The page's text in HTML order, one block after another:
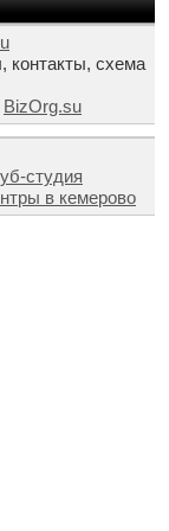
контакты, схема
BizOrg.su
студия
в кемерово